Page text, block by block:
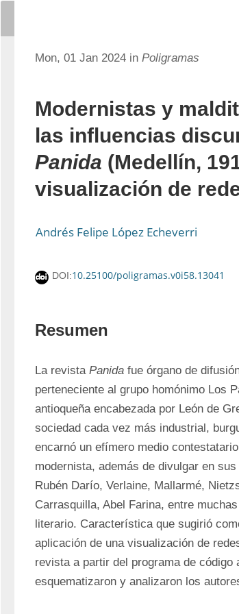
Mon, 01 Jan 2024 in Poligramas
Modernistas y
las influencias
Panida (Medellín,
visualización de
Andrés Felipe López Echeverri
DOI:10.25100/poligramas.v0i58.13041
Resumen
La revista Panida fue órgano de
perteneciente al grupo homónimo Los
antioqueña encabezada por León de
sociedad cada vez más industrial,
encarnó un efímero medio
modernista, además de divulgar en
Rubén Darío, Verlaine, Mallarmé,
Carrasquilla, Abel Farina, entre
literario. Característica que sugirió
aplicación de una visualización de
revista a partir del programa de
esquematizaron y analizaron los